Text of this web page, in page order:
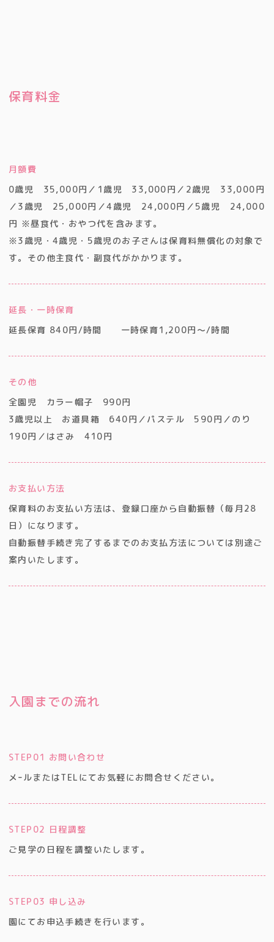
保育料金
月額費
0歳児 35,000円／1歳児 33,000円／2歳児 33,000円
／3歳児 25,000円／4歳児 24,000円／5歳児 24,000
円 ※昼食代・おやつ代を含みます。
※3歳児・4歳児・5歳児のお子さんは保育料無償化の対象で
す。その他主食代・副食代がかかります。
延長・一時保育
延長保育 840円/時間 一時保育1,200円〜/時間
その他
全園児 カラー帽子 990円
3歳児以上 お道具箱 640円／パステル 590円／のり
190円／はさみ 410円
お支払い方法
保育料のお支払い方法は、登録口座から自動振替（毎月28
日）になります。
自動振替手続き完了するまでのお支払方法については別途ご
案内いたします。
入園までの流れ
STEP01 お問い合わせ
メｰルまたはTELにてお気軽にお問合せください。
STEP02 日程調整
ご見学の日程を調整いたします。
STEP03 申し込み
園にてお申込手続きを行います。